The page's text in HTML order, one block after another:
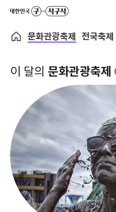
문화관광축제 전국축제
이 달의 문화관광축제